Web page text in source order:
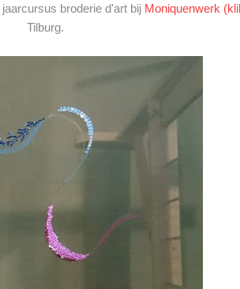
broderie d'art bij Moniquenwerk
Tilburg.